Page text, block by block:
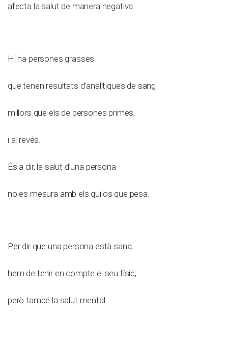
afecta la salut de manera negativa.
Hi ha persones grasses
que tenen resultats d’analítiques de sang
millors que els de persones primes,
i al revés.
És a dir, la salut d’una persona
no es mesura amb els quilos que pesa.
Per dir que una persona està sana,
hem de tenir en compte el seu físic,
però també la salut mental.